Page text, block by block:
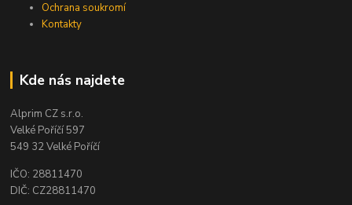
Ochrana soukromí
Kontakty
Kde nás najdete
Alprim CZ s.r.o.
Velké Poříčí 597
549 32 Velké Poříčí
IČO: 28811470
DIČ: CZ28811470